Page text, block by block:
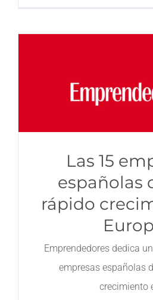
Las 15
españolas
rápido
Emprendedores dedica
empresas españolas
crecimiento